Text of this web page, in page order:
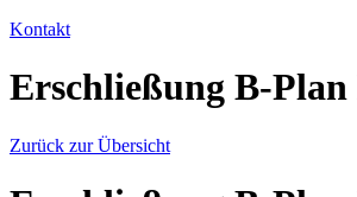
Kontakt
Erschließung B-Plan
Zurück zur Übersicht